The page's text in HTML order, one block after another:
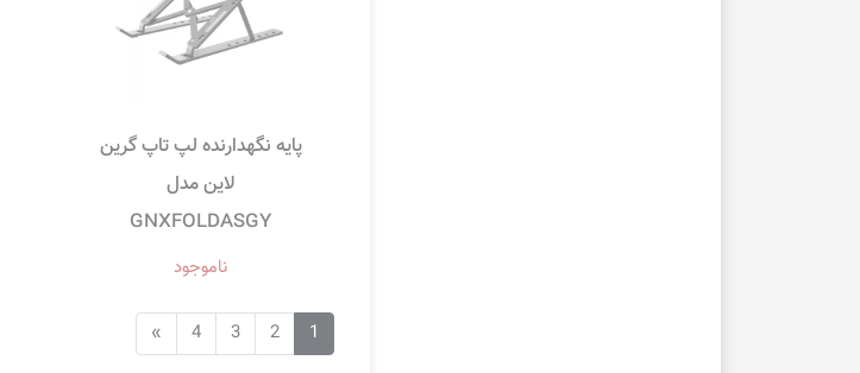
پایه نگهدارنده لپ تاپ گرین
لاین مدل
GNXFOLDASGY
ناموجود
1
2
3
4
»